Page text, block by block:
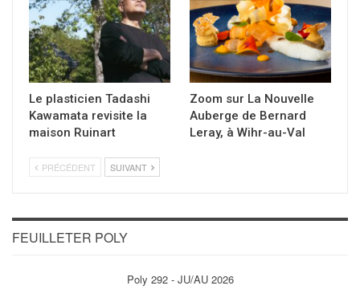
Le plasticien Tadashi
Kawamata revisite la
maison Ruinart
Zoom sur La Nouvelle
Auberge de Bernard
Leray, à Wihr-au-Val
PRÉCÉDENT SUIVANT
FEUILLETER POLY
Poly 292 - JU/AU 2026